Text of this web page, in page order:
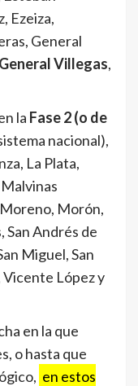
Ezeiza,
General
General Villegas,
la Fase 2 (o de
nacional),
La Plata,
Morón,
San Andrés de
Miguel, San
López y
en la que
o hasta que
en estos